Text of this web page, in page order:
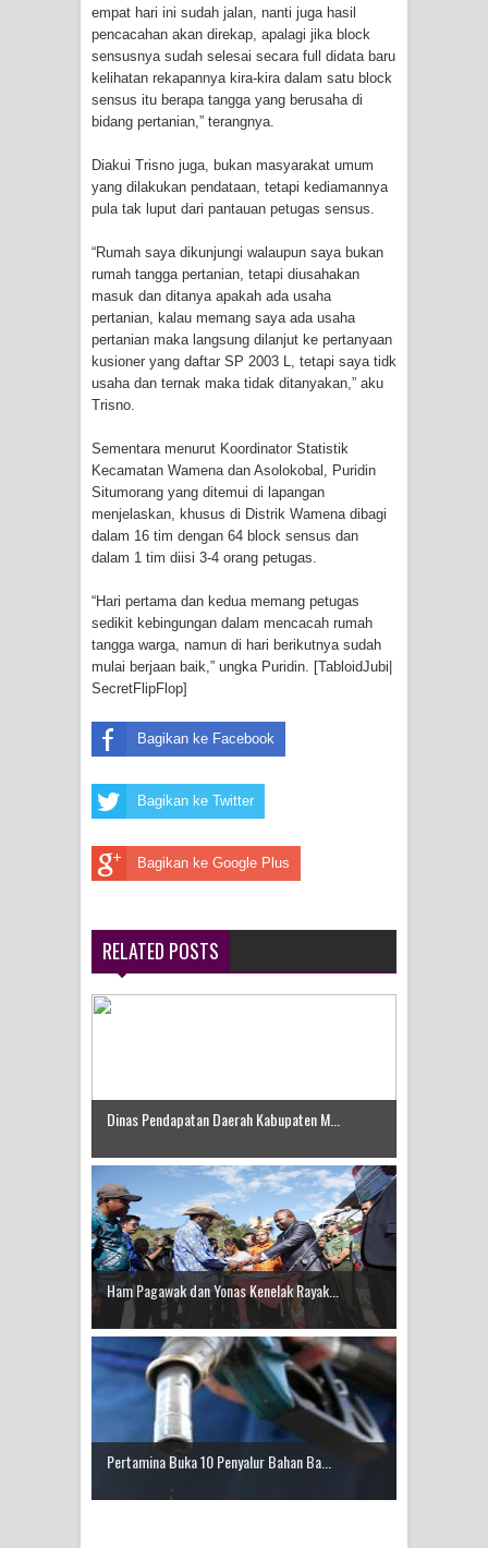
Protes Tumpukan Sampah dengan
Menghambur ke Tengah Jalan
Polres Jayapura Terima Laporan
Hilangnya Agustina Ester Bonsapia
Marthen Medlama Sebut Pemprov
Papua Siapkan 1000 Kuota Beasiswa
Mace
BRI Region 18 Jayapura Salurkan
Polda Papua pada Peringatan Hari
Bhayangkara ke-80
Indonesia Turns Remote Papua
Mechanized Rice Expansion
Mentan Tinjau Program Cetak Sawah
Tersangka Kasus Korupsi Jalan
Lingkar
at Indonesia's National Craft
Anniversary in Makassar
empat hari ini sudah jalan, nanti juga hasil
pencacahan akan direkap, apalagi jika block
sensusnya sudah selesai secara full didata baru
kelihatan rekapannya kira-kira dalam satu block
sensus itu berapa tangga yang berusaha di
bidang pertanian,” terangnya.
Diakui Trisno juga, bukan masyarakat umum
yang dilakukan pendataan, tetapi kediamannya
pula tak luput dari pantauan petugas sensus.
“Rumah saya dikunjungi walaupun saya bukan
rumah tangga pertanian, tetapi diusahakan
masuk dan ditanya apakah ada usaha
pertanian, kalau memang saya ada usaha
pertanian maka langsung dilanjut ke pertanyaan
kusioner yang daftar SP 2003 L, tetapi saya tidk
usaha dan ternak maka tidak ditanyakan,” aku
Trisno.
Sementara menurut Koordinator Statistik
Kecamatan Wamena dan Asolokobal, Puridin
Situmorang yang ditemui di lapangan
menjelaskan, khusus di Distrik Wamena dibagi
dalam 16 tim dengan 64 block sensus dan
dalam 1 tim diisi 3-4 orang petugas.
“Hari pertama dan kedua memang petugas
sedikit kebingungan dalam mencacah rumah
tangga warga, namun di hari berikutnya sudah
mulai berjaan baik,” ungka Puridin. [TabloidJubi|
SecretFlipFlop]
Bagikan ke Facebook
Bagikan ke Twitter
Bagikan ke Google Plus
RELATED POSTS
Dinas Pendapatan Daerah Kabupaten M...
Ham Pagawak dan Yonas Kenelak Rayak...
Pertamina Buka 10 Penyalur Bahan Ba...